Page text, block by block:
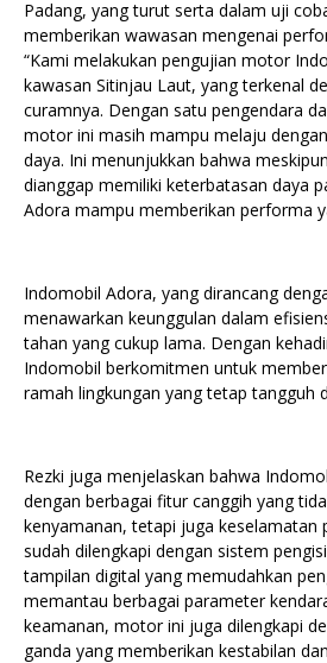
Padang, yang turut serta dalam uji
memberikan wawasan mengenai
“Kami melakukan pengujian motor
kawasan Sitinjau Laut, yang terkenal
curamnya. Dengan satu pengendara
motor ini masih mampu melaju
daya. Ini menunjukkan bahwa
dianggap memiliki keterbatasan daya
Adora mampu memberikan performa
Indomobil Adora, yang dirancang
menawarkan keunggulan dalam
tahan yang cukup lama. Dengan
Indomobil berkomitmen untuk
ramah lingkungan yang tetap tangguh
Rezki juga menjelaskan bahwa
dengan berbagai fitur canggih yang
kenyamanan, tetapi juga keselamatan
sudah dilengkapi dengan sistem
tampilan digital yang memudahkan
memantau berbagai parameter
keamanan, motor ini juga dilengkapi
ganda yang memberikan kestabilan